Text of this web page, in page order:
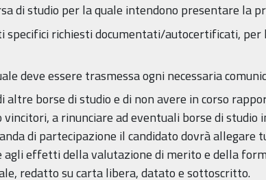
di studio per la quale intendono presentare la
specifici richiesti documentati/autocertificati,
deve essere trasmessa ogni necessaria
altre borse di studio e di non avere in corso
vincitori, a rinunciare ad eventuali borse di
di partecipazione il candidato dovrà
effetti della valutazione di merito e della
redatto su carta libera, datato e sottoscritto.